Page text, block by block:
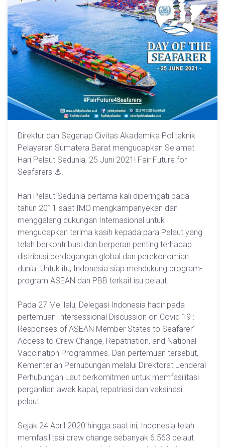
Direktur dan Segenap Civitas Akademika Politeknik
Pelayaran Sumatera Barat mengucapkan Selamat
Hari Pelaut Sedunia, 25 Juni 2021! Fair Future for
Seafarers ⚓!
Hari Pelaut Sedunia pertama kali diperingati pada
tahun 2011 saat IMO mengkampanyekan dan
menggalang dukungan Internasional untuk
mengucapkan terima kasih kepada para Pelaut yang
telah berkontribusi dan berperan penting terhadap
distribusi perdagangan global dan perekonomian
dunia. Untuk itu, Indonesia siap mendukung program-
program ASEAN dan PBB terkait isu pelaut.
Pada 27 Mei lalu, Delegasi Indonesia hadir pada
pertemuan Intersessional Discussion on Covid 19 :
Responses of ASEAN Member States to Seafarer’
Access to Crew Change, Repatriation, and National
Vaccination Programmes. Dari pertemuan tersebut,
Kementerian Perhubungan melalui Direktorat Jenderal
Perhubungan Laut berkomitmen untuk memfasilitasi
pergantian awak kapal, repatriasi dan vaksinasi
pelaut.
Sejak 24 April 2020 hingga saat ini, Indonesia telah
memfasilitasi crew change sebanyak 6.563 pelaut